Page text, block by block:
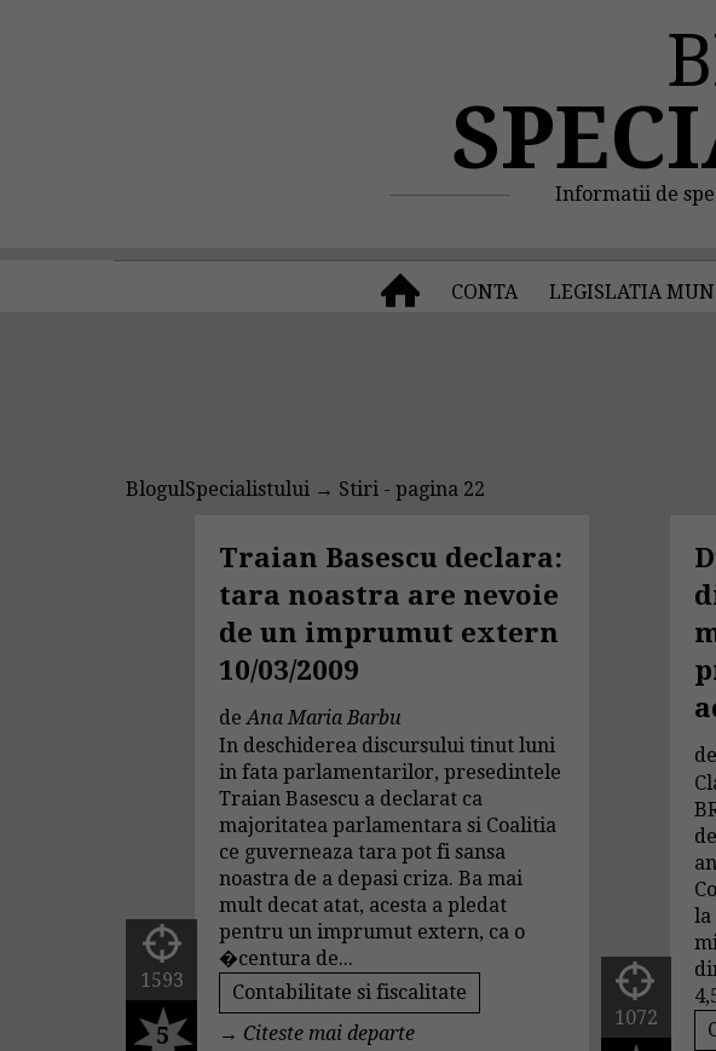
Informatii de
CONTA LEGISLATIA
BlogulSpecialistului → Stiri - pagina 22
Traian Basescu declara:
tara noastra are nevoie
de un imprumut extern
10/03/2009
deAna Maria Barbu
In deschiderea discursului tinut luni
in fata parlamentarilor, presedintele
Traian Basescu a declarat ca
majoritatea parlamentara si Coalitia
ce guverneaza tara pot fi sansa
noastra de a depasi criza. Ba mai
mult decat atat, acesta a pledat
pentru un imprumut extern, ca o
�centura de...
Contabilitate si fiscalitate
→ Citeste mai departe
1593
5
la
1072